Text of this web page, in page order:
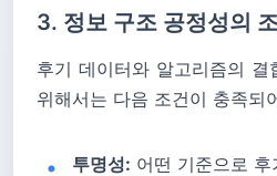
3. 정보 구조 공정성의
후기 데이터와 알고리즘의 결
위해서는 다음 조건이 충족되
투명성: 어떤 기준으로